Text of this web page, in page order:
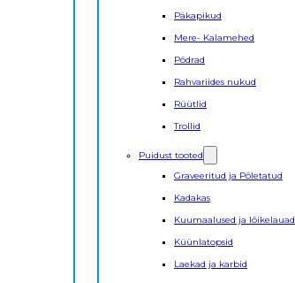
Päkapikud
Mere- Kalamehed
Põdrad
Rahvariides nukud
Rüütlid
Trollid
Puidust tooted
Graveeritud ja Põletatud
Kadakas
Kuumaalused ja lõikelauad
Küünlatopsid
Laekad ja karbid